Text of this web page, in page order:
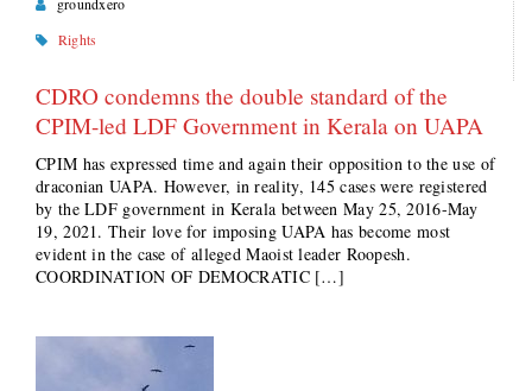
Rights
CDRO condemns the double standard of the
CPIM-led LDF Government in Kerala on UAPA
CPIM has expressed time and again their opposition to the use of
draconian UAPA. However, in reality, 145 cases were registered
by the LDF government in Kerala between May 25, 2016-May
19, 2021. Their love for imposing UAPA has become most
evident in the case of alleged Maoist leader Roopesh.
COORDINATION OF DEMOCRATIC […]